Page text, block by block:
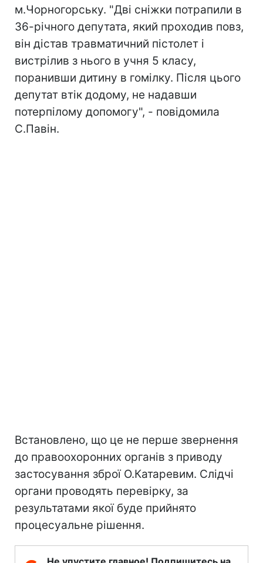
м.Чорногорську. "Дві сніжки потрапили в
36-річного депутата, який проходив повз,
він дістав травматичний пістолет і
вистрілив з нього в учня 5 класу,
поранивши дитину в гомілку. Після цього
депутат втік додому, не надавши
потерпілому допомогу", - повідомила
С.Павін.
Встановлено, що це не перше звернення
до правоохоронних органів з приводу
застосування зброї О.Катаревим. Слідчі
органи проводять перевірку, за
результатами якої буде прийнято
процесуальне рішення.